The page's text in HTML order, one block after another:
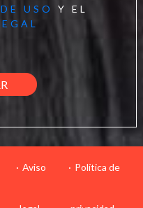
USO
Y EL
Aviso Política de